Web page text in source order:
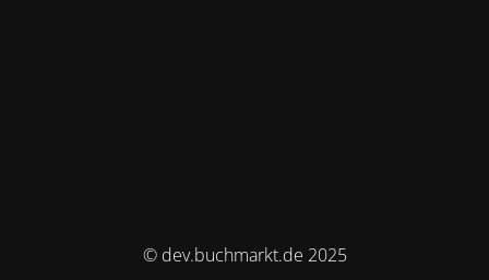
© dev.buchmarkt.de 2025